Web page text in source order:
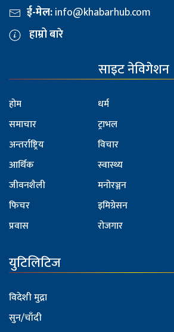
ई-मेल:info@khabarhub.com
हाम्रो बारे
साइट नेविगेशन
होम
समाचार
अन्तर्राष्ट्रिय
आर्थिक
जीवनशैली
फिचर
प्रवास
धर्म
ट्राभल
विचार
स्वास्थ्य
मनोरञ्जन
इमिग्रेसन
रोजगार
युटिलिटिज
विदेशी मुद्रा
सुन/चाँदी